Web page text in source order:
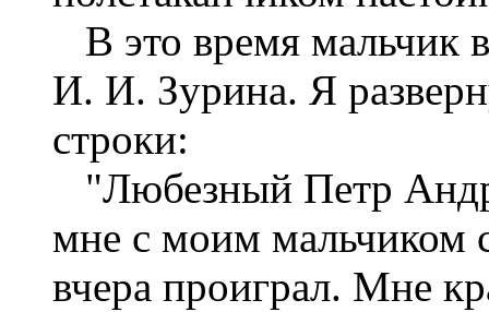
В это время мальчик
И. И. Зурина. Я
строки:
"Любезный Петр
мне с моим мальчиком
вчера проиграл. Мне